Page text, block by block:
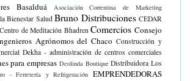
Basalduá Asociación Correntina de Marketing
Bienestar Salud Bruno Distribuciones CEDAR
Centro de Meditación Bhadren Comercios Consejo
Agrónomos del Chaco Construcción y
Dekha - administración de centros comerciales
para empresas Deolinda Boutique Distribuidora Los
- Ferretería y Refrigeración EMPRENDEDORAS